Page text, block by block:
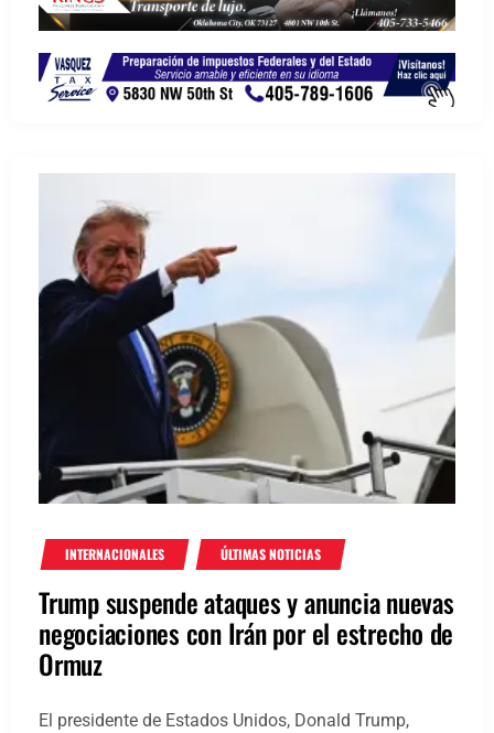
INTERNACIONALES ÚLTIMAS NOTICIAS
Trump suspende ataques y anuncia nuevas
negociaciones con Irán por el estrecho de
Ormuz
El presidente de Estados Unidos, Donald Trump,